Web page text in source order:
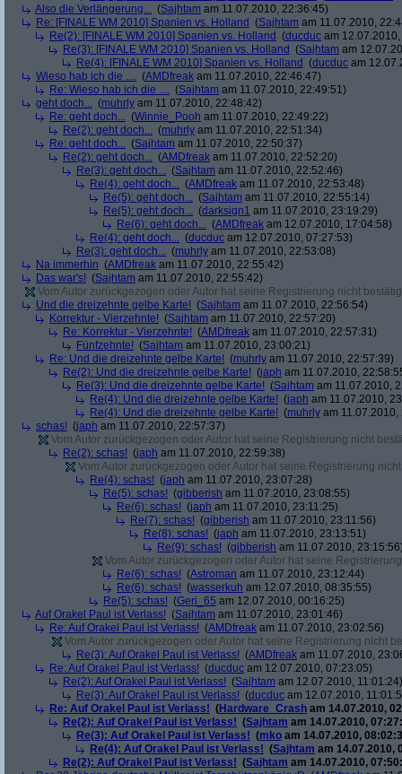
Also die Verlängerung... (Sajhtam am 11.07.2010, 22:36:45)
Re: [FINALE WM 2010] Spanien vs. Holland (Sajhtam am 11.07.2010,
Re(2): [FINALE WM 2010] Spanien vs. Holland (ducduc am
Re(3): [FINALE WM 2010] Spanien vs. Holland (Sajhtam am
Re(4): [FINALE WM 2010] Spanien vs. Holland (ducduc am
Wieso hab ich die .... (AMDfreak am 11.07.2010, 22:46:47)
Re: Wieso hab ich die .... (Sajhtam am 11.07.2010, 22:49:51)
geht doch... (muhrly am 11.07.2010, 22:48:42)
Re: geht doch... (Winnie_Pooh am 11.07.2010, 22:49:22)
Re(2): geht doch... (muhrly am 11.07.2010, 22:51:34)
Re: geht doch... (Sajhtam am 11.07.2010, 22:50:37)
Re(2): geht doch... (AMDfreak am 11.07.2010, 22:52:20)
Re(3): geht doch... (Sajhtam am 11.07.2010, 22:52:46)
Re(4): geht doch... (AMDfreak am 11.07.2010, 22:53:48)
Re(5): geht doch... (Sajhtam am 11.07.2010, 22:55:14)
Re(5): geht doch... (darksign1 am 11.07.2010, 23:19:29)
Re(6): geht doch... (AMDfreak am 12.07.2010, 17:04:58)
Re(4): geht doch... (ducduc am 12.07.2010, 07:27:53)
Re(3): geht doch... (muhrly am 11.07.2010, 22:53:08)
Na immerhin (AMDfreak am 11.07.2010, 22:55:42)
Das war's! (Sajhtam am 11.07.2010, 22:55:42)
Vom Autor zurückgezogen oder Autor hat seine Registrierung nicht
Und die dreizehnte gelbe Karte! (Sajhtam am 11.07.2010, 22:56:54)
Korrektur - Vierzehnte! (Sajhtam am 11.07.2010, 22:57:20)
Re: Korrektur - Vierzehnte! (AMDfreak am 11.07.2010, 22:57:31)
Fünfzehnte! (Sajhtam am 11.07.2010, 23:00:21)
Re: Und die dreizehnte gelbe Karte! (muhrly am 11.07.2010, 22:57:39)
Re(2): Und die dreizehnte gelbe Karte! (japh am 11.07.2010,
Re(3): Und die dreizehnte gelbe Karte! (Sajhtam am 11.07.2010,
Re(4): Und die dreizehnte gelbe Karte! (japh am 11.07.2010,
Re(4): Und die dreizehnte gelbe Karte! (muhrly am 11.07.2010,
schas! (japh am 11.07.2010, 22:57:37)
Vom Autor zurückgezogen oder Autor hat seine Registrierung nicht
Re(2): schas! (japh am 11.07.2010, 22:59:38)
Vom Autor zurückgezogen oder Autor hat seine Registrierung
Re(4): schas! (japh am 11.07.2010, 23:07:28)
Re(5): schas! (gibberish am 11.07.2010, 23:08:55)
Re(6): schas! (japh am 11.07.2010, 23:11:25)
Re(7): schas! (gibberish am 11.07.2010, 23:11:56)
Re(8): schas! (japh am 11.07.2010, 23:13:51)
Re(9): schas! (gibberish am 11.07.2010,
Vom Autor zurückgezogen oder Autor hat seine
Re(6): schas! (Astroman am 11.07.2010, 23:12:44)
Re(6): schas! (wasserkuh am 12.07.2010, 08:35:55)
Re(5): schas! (Geri_65 am 12.07.2010, 00:16:25)
Auf Orakel Paul ist Verlass! (Sajhtam am 11.07.2010, 23:01:46)
Re: Auf Orakel Paul ist Verlass! (AMDfreak am 11.07.2010, 23:02:56)
Vom Autor zurückgezogen oder Autor hat seine Registrierung nicht
Re(3): Auf Orakel Paul ist Verlass! (AMDfreak am 11.07.2010,
Re: Auf Orakel Paul ist Verlass! (ducduc am 12.07.2010, 07:23:05)
Re(2): Auf Orakel Paul ist Verlass! (Sajhtam am 12.07.2010, 11:01:24)
Re(3): Auf Orakel Paul ist Verlass! (ducduc am 12.07.2010,
Re: Auf Orakel Paul ist Verlass! (Hardware_Crash am 14.07.2010,
Re(2): Auf Orakel Paul ist Verlass! (Sajhtam am 14.07.2010,
Re(3): Auf Orakel Paul ist Verlass! (mko am 14.07.2010,
Re(4): Auf Orakel Paul ist Verlass! (Sajhtam am 14.07.2010,
Re(2): Auf Orakel Paul ist Verlass! (Sajhtam am 14.07.2010,